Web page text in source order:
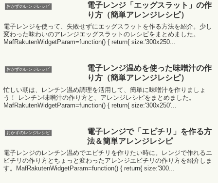
おかずのレンジレシピ
電子レンジ「エッグスラット」の作
り方（簡単アレンジレシピ）
電子レンジを使って、失敗せずにエッグスラットを作る方法を紹介。少し
変わった味わいのアレンジエッグスラットのレシピをまとめました。
MafRakutenWidgetParam=function() { return{ size:'300x250...
おかずのレンジレシピ
電子レンジ温めを使った味噌汁の作
り方（簡単アレンジレシピ）
忙しい朝は、レンチン温め調理を活用して、簡単に味噌汁を作りましょ
う！ レンチン味噌汁の作り方と、アレンジレシピをまとめました。
MafRakutenWidgetParam=function() { return{ size:'300x250'...
おかずのレンジレシピ
電子レンジで「エビチリ」を作る方
法＆簡単アレンジレシピ
電子レンジのレンチン温めでエビチリを作りたい時に。レンジで作れるエ
ビチリの作り方とちょっと変わったアレンジエビチリの作り方を紹介しま
す。MafRakutenWidgetParam=function() { return{ size:'300...